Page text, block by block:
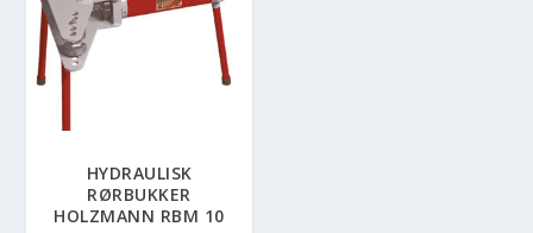
HYDRAULISK
RØRBUKKER
HOLZMANN RBM 10